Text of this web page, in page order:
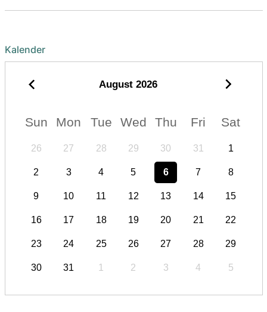
Kalender
August 2026
Sun Mon Tue Wed Thu Fri Sat
26 27 28 29 30 31 1
2 3 4 5 6 7 8
9 10 11 12 13 14 15
16 17 18 19 20 21 22
23 24 25 26 27 28 29
30 31 1 2 3 4 5